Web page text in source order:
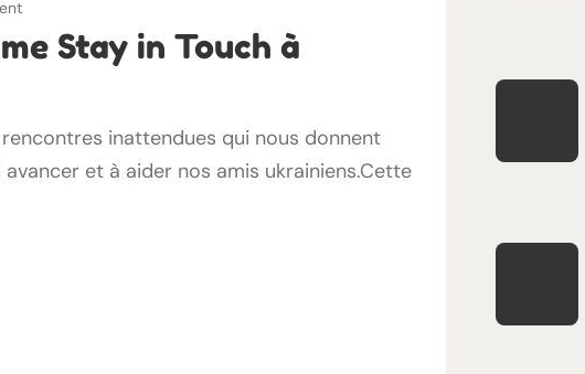
Stay in Touch à
inattendues qui nous donnent
et à aider nos amis ukrainiens.Cette